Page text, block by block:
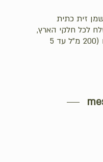
זית כתית
לכל חלקי הארץ,
בבקבוקים או פחים בגדלים שונים (200 מ"ל עד 5